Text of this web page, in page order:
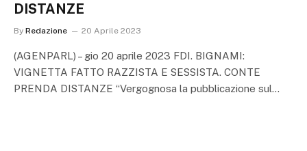
DISTANZE
By Redazione 20 Aprile 2023
(AGENPARL) – gio 20 aprile 2023 FDI. BIGNAMI:
VIGNETTA FATTO RAZZISTA E SESSISTA. CONTE
PRENDA DISTANZE “Vergognosa la pubblicazione sul…